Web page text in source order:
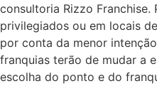
consultoria Rizzo Franchise.
privilegiados ou em locais
por conta da menor
franquias terão de mudar a
escolha do ponto e do